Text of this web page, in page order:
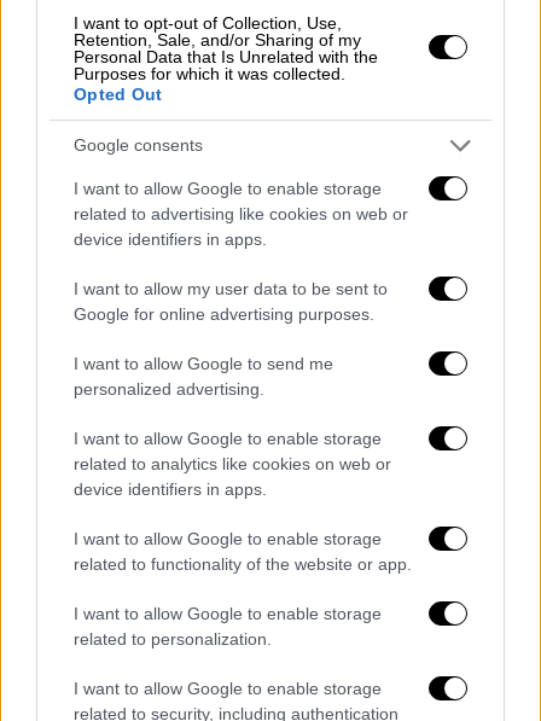
I want to opt-out of Collection, Use,
Retention, Sale, and/or Sharing of my
Personal Data that Is Unrelated with the
Purposes for which it was collected.
Opted Out
Google consents
I want to allow Google to enable storage
related to advertising like cookies on web or
device identifiers in apps.
I want to allow my user data to be sent to
Google for online advertising purposes.
I want to allow Google to send me
personalized advertising.
I want to allow Google to enable storage
related to analytics like cookies on web or
device identifiers in apps.
I want to allow Google to enable storage
related to functionality of the website or app.
I want to allow Google to enable storage
related to personalization.
I want to allow Google to enable storage
related to security, including authentication
|27.09.2022 22:41
Επιστήμονες θεράπευσαν θανατηφόρα
πνευμονία σε ποντίκια με νανορομπότ
Κατασκευασμένα από κύτταρα άλγης, τα
νανορομπότ χορηγούν τα αντιβιοτικά
απευθείας στα βακτήρια που πλήττουν τον
οργανισμό
Κόσμος|27.09.2022 22:25
Ακτιβιστές άφησαν σημείωμα στον